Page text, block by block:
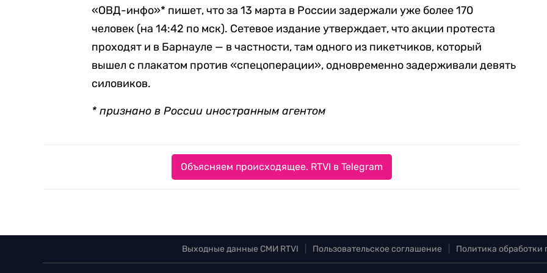
«ОВД-инфо»* пишет, что за 13 марта в России задержали уже более 170
человек (на 14:42 по мск). Сетевое издание утверждает, что акции протеста
проходят и в Барнауле — в частности, там одного из пикетчиков, который
вышел с плакатом против «спецоперации», одновременно задерживали девять
силовиков.
* признано в России иностранным агентом
Объясняем происходящее. RTVI в Telegram
Выходные данные СМИ RTVI Пользовательское соглашение Политика